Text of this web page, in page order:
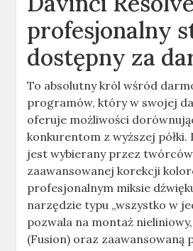
profesjonalny
dostępny za
To absolutny król wśród
programów, który w swojej
oferuje możliwości
konkurentom z wyższej półki.
jest wybierany przez
zaawansowanej korekcji
profesjonalnym miksie
narzędzie typu „wszystko w
pozwala na montaż
(Fusion) oraz zaawansowaną